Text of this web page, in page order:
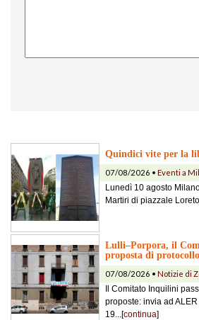
Quindici vite per la
07/08/2026 • Eventi a
Lunedì 10 agosto
Martiri di piazzale
Lulli–Porpora, il
proposta di
07/08/2026 • Notizie di
Il Comitato Inquilini
proposte: invia ad
19...[continua]